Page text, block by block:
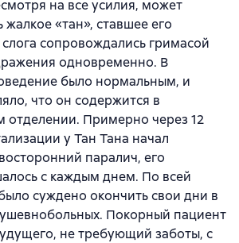
на все усилия, может
«тан», ставшее его
сопровождались гримасой
одновременно. В
было нормальным, и
что он содержится в
отделении. Примерно через 12
у Тан Тана начал
паралич, его
с каждым днем. По всей
суждено окончить свои дни в
Покорный пациент
не требующий заботы, с